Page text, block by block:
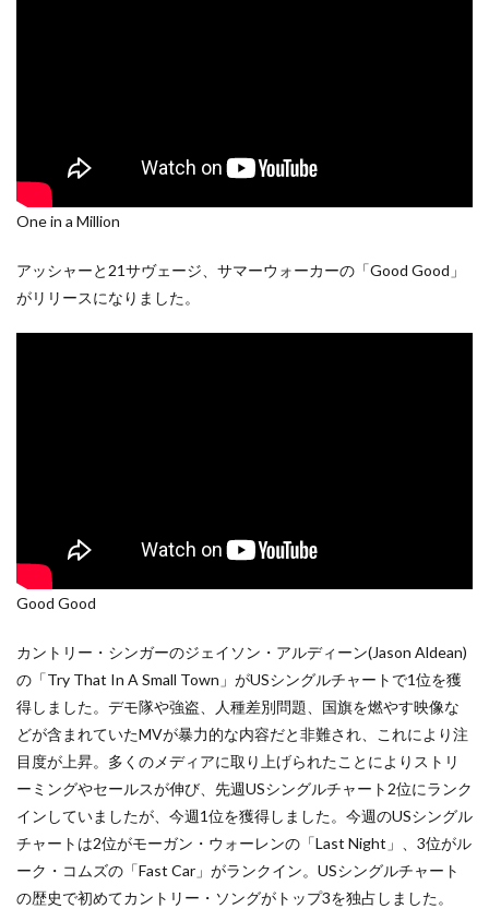
One in a Million
アッシャーと21サヴェージ、サマーウォーカーの「Good Good」
がリリースになりました。
Good Good
カントリー・シンガーのジェイソン・アルディーン(Jason Aldean)
の「Try That In A Small Town」がUSシングルチャートで1位を獲
得しました。デモ隊や強盗、人種差別問題、国旗を燃やす映像な
どが含まれていたMVが暴力的な内容だと非難され、これにより注
目度が上昇。多くのメディアに取り上げられたことによりストリ
ーミングやセールスが伸び、先週USシングルチャート2位にランク
インしていましたが、今週1位を獲得しました。今週のUSシングル
チャートは2位がモーガン・ウォーレンの「Last Night」、3位がル
ーク・コムズの「Fast Car」がランクイン。USシングルチャート
の歴史で初めてカントリー・ソングがトップ3を独占しました。